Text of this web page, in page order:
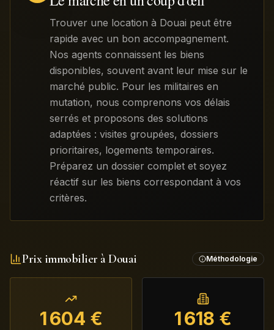
Trouver une location à Douai peut être
rapide avec un bon accompagnement.
Nos agents connaissent les biens
disponibles, souvent avant leur mise sur le
marché public. Pour les militaires en
mutation, nous comprenons vos délais
serrés et proposons des solutions
adaptées : visites groupées, dossiers
prioritaires, logements temporaires.
Préparez un dossier complet et soyez
réactif sur les biens correspondant à vos
critères.
Prix immobilier à Douai Méthodologie
1 604 € 1 618 €